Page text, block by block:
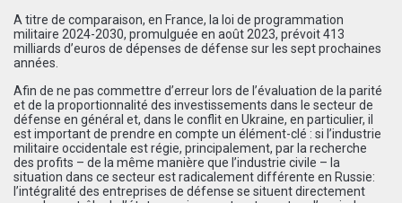
A titre de comparaison, en France, la loi de programmation
militaire 2024-2030, promulguée en août 2023, prévoit 413
milliards d’euros de dépenses de défense sur les sept prochaines
années.
Afin de ne pas commettre d’erreur lors de l’évaluation de la parité
et de la proportionnalité des investissements dans le secteur de
défense en général et, dans le conflit en Ukraine, en particulier, il
est important de prendre en compte un élément-clé : si l’industrie
militaire occidentale est régie, principalement, par la recherche
des profits – de la même manière que l’industrie civile – la
situation dans ce secteur est radicalement différente en Russie:
l’intégralité des entreprises de défense se situent directement